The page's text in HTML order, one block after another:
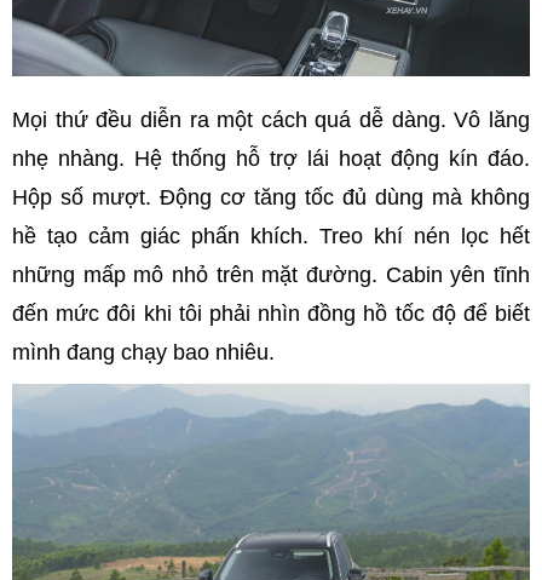
Mọi thứ đều diễn ra một cách quá dễ dàng. Vô lăng
nhẹ nhàng. Hệ thống hỗ trợ lái hoạt động kín đáo.
Hộp số mượt. Động cơ tăng tốc đủ dùng mà không
hề tạo cảm giác phấn khích. Treo khí nén lọc hết
những mấp mô nhỏ trên mặt đường. Cabin yên tĩnh
đến mức đôi khi tôi phải nhìn đồng hồ tốc độ để biết
mình đang chạy bao nhiêu.